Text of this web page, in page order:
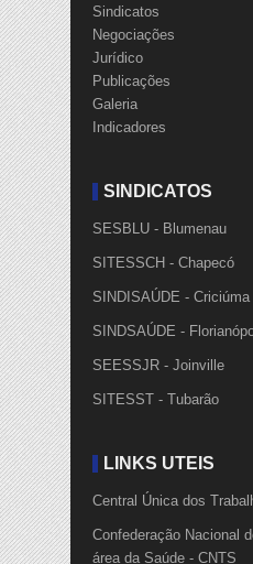
Sindicatos
Negociações
Jurídico
Publicações
Galeria
Indicadores
SINDICATOS
SESBLU - Blumenau
SITESSCH - Chapecó
SINDISAÚDE - Criciúma
SINDSAÚDE -
SEESSJR - Joinville
SITESST - Tubarão
LINKS ÚTEIS
Central Única dos
Confederação Nacional
área da Saúde - CNTS